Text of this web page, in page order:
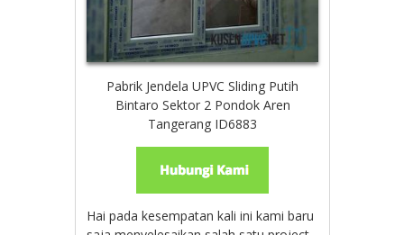
Pabrik Jendela UPVC Sliding Putih
Bintaro Sektor 2 Pondok Aren
Tangerang ID6883
Hai pada kesempatan kali ini kami baru